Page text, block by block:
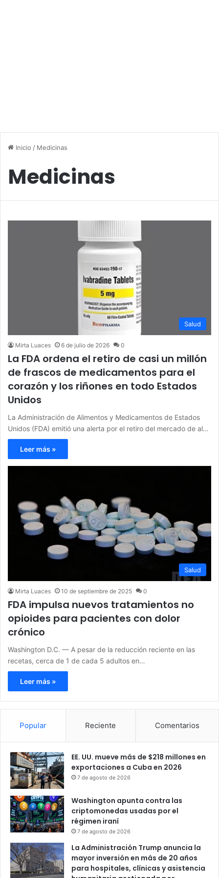
Inicio / Medicinas
Medicinas
Salud
Mirta Luaces 6 de julio de 2026 0
La FDA ordena el retiro de casi un millón
de frascos de medicamentos para el
corazón y los riñones en todo Estados
Unidos
La Administración de Alimentos y Medicamentos de Estados
Unidos (FDA) emitió una alerta por el retiro del mercado de al…
Leer más »
Salud
Mirta Luaces 10 de septiembre de 2025 0
FDA impulsa nuevos tratamientos no
opioides para pacientes con dolor
crónico
Washington D.C. — A pesar de la reducción reciente en las
recetas, cerca de 1 de cada 5 adultos en…
Leer más »
Popular Reciente Comentarios
EE. UU. mueve más de $218 millones en
exportaciones a Cuba en 2026
7 de agosto de 2026
Washington apunta contra las
criptomonedas usadas por el
régimen iraní
7 de agosto de 2026
La Administración Trump anuncia la
mayor inversión en más de 20 años
para hospitales, clínicas y asistencia